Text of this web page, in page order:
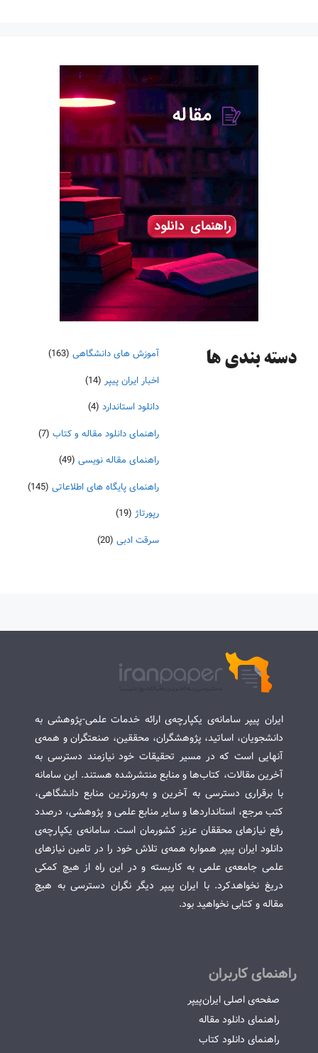
دسته‌ بندی ها آموزش های دانشگاهی (163)
اخبار ایران پیپر (14)
دانلود استاندارد (4)
راهنمای دانلود مقاله و کتاب (7)
راهنمای مقاله نویسی (49)
راهنمای پایگاه های اطلاعاتی (145)
رپورتاژ (19)
سرقت ادبی (20)
ایران پیپر سامانه‌ی یکپارچه‌ی ارائه خدمات علمی-پژوهشی به
دانشجویان، اساتید، پژوهشگران، محققین، صنعتگران و همه‌ی
آنهایی است که در مسیر تحقیقات خود نیازمند دسترسی به
آخرین مقالات، کتاب‌ها و منابع منتشرشده هستند. این سامانه
با برقراری دسترسی به آخرین و به‌روزترین منابع دانشگاهی،
کتب مرجع، استانداردها و سایر منابع علمی و پژوهشی، درصدد
رفع نیازهای محققان عزیز کشورمان است. سامانه‌ی یکپارچه‌ی
دانلود ایران پیپر همواره همه‌ی تلاش خود را در تامین نیازهای
علمی جامعه‌ی علمی به کاربسته و در این راه از هیچ کمکی
دریغ نخواهدکرد. با ایران پیپر دیگر نگران دسترسی به هیچ
مقاله و کتابی نخواهید بود.
راهنمای کاربران
صفحه‌ی اصلی ایران‌پیپر
راهنمای دانلود مقاله
راهنمای دانلود کتاب